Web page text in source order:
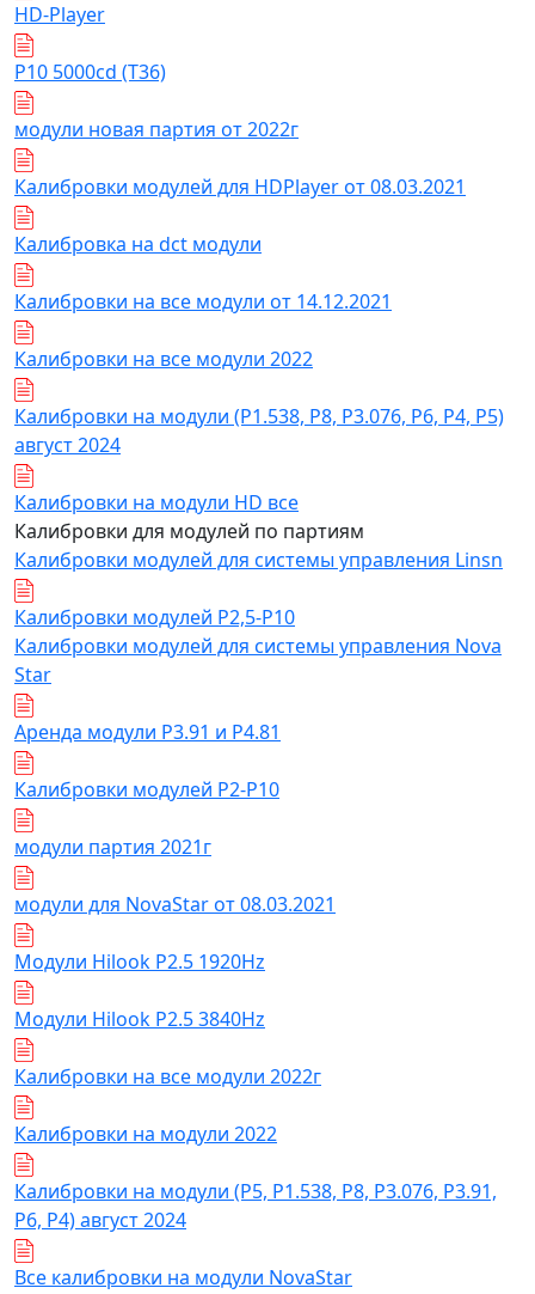
HD-Player
Р10 5000cd (Т36)
модули новая партия от 2022г
Калибровки модулей для HDPlayer от 08.03.2021
Калибровка на dct модули
Калибровки на все модули от 14.12.2021
Калибровки на все модули 2022
Калибровки на модули (Р1.538, Р8, Р3.076, Р6, Р4, Р5)
август 2024
Калибровки на модули HD все
Калибровки для модулей по партиям
Калибровки модулей для системы управления Linsn
Калибровки модулей Р2,5-Р10
Калибровки модулей для системы управления Nova
Star
Аренда модули Р3.91 и Р4.81
Калибровки модулей Р2-Р10
модули партия 2021г
модули для NovaStar от 08.03.2021
Модули Hilook P2.5 1920Hz
Модули Hilook P2.5 3840Hz
Калибровки на все модули 2022г
Калибровки на модули 2022
Калибровки на модули (Р5, Р1.538, Р8, Р3.076, Р3.91,
Р6, Р4) август 2024
Все калибровки на модули NovaStar